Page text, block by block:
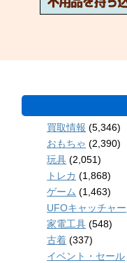
買取情報 (5,346)
おもちゃ (2,390)
玩具 (2,051)
トレカ (1,868)
ゲーム (1,463)
UFOキャッチャー
家電工具 (548)
古着 (337)
イベント・セール